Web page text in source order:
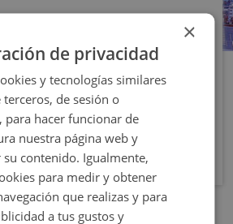
×
de privacidad
y tecnologías similares
de sesión o
para hacer funcionar de
nuestra página web y
su contenido. Igualmente,
para medir y obtener
que realizas y para
a tus gustos y